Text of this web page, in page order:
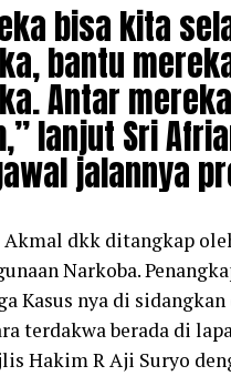
bisa kita
bantu
Antar
lanjut Sri
jalannya
dkk ditangkap
Narkoba.
Kasus nya di
terdakwa berada di
Hakim R Aji Suryo